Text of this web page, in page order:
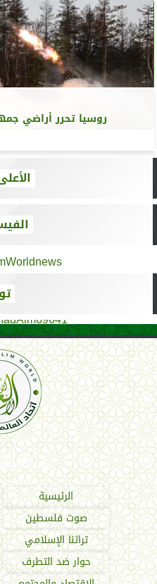
روسيا تحرر أراضي
اتحاد
الرئيسية
صوت فلسطين
تراثنا الإسلامي
حوار ضد التطرف